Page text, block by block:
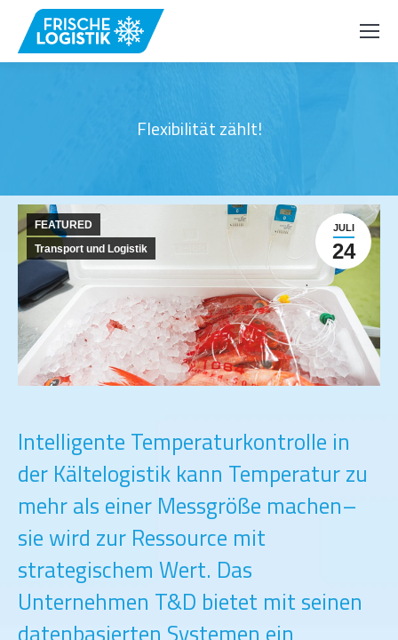
Flexibilität zählt!
JULI
24
FEATURED
Transport und Logistik
Intelligente Temperaturkontrolle in
der Kältelogistik kann Temperatur zu
mehr als einer Messgröße machen–
sie wird zur Ressource mit
strategischem Wert. Das
Unternehmen T&D bietet mit seinen